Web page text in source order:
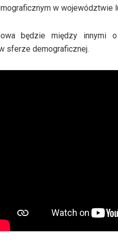
w
będzie między innymi
sferze demograficznej.